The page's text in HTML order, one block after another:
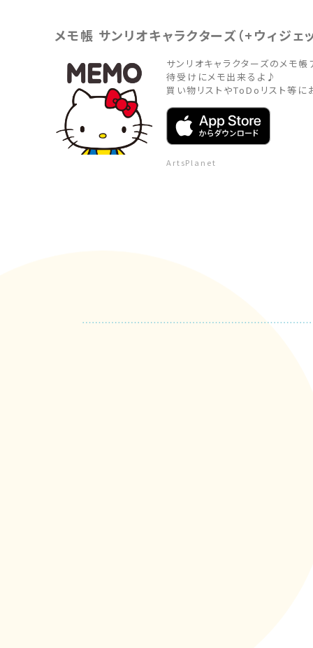
メモ帳 サンリオキャラクターズ（+ウィジェ
サンリオキャラクターズのメモ帳
待受けにメモ出来るよ♪
買い物リストやToDoリスト等に
ArtsPlanet